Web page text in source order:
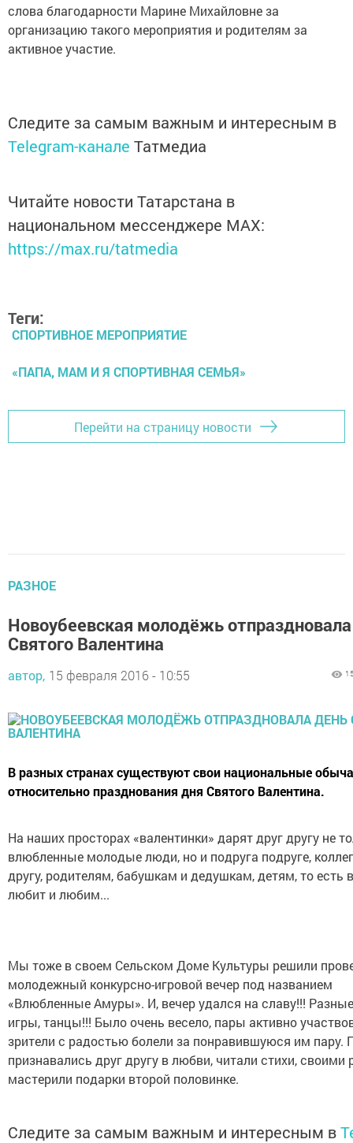
слова благодарности Марине Михайловне за
организацию такого мероприятия и родителям за
активное участие.
Следите за самым важным и интересным в
Telegram-канале Татмедиа
Читайте новости Татарстана в
национальном мессенджере MАХ:
https://max.ru/tatmedia
Теги:
СПОРТИВНОЕ МЕРОПРИЯТИЕ
«ПАПА, МАМ И Я СПОРТИВНАЯ СЕМЬЯ»
Перейти на страницу новости
РАЗНОЕ
Новоубеевская молодёжь
Святого Валентина
автор, 15 февраля 2016 - 10:55
В разных странах существуют свои национальные
относительно празднования дня Святого Валентина.
На наших просторах «валентинки» дарят друг другу не
влюбленные молодые люди, но и подруга подруге,
другу, родителям, бабушкам и дедушкам, детям, то есть
любит и любим...
Мы тоже в своем Сельском Доме Культуры решили
молодежный конкурсно-игровой вечер под названием
«Влюбленные Амуры». И, вечер удался на славу!!!
игры, танцы!!! Было очень весело, пары активно
зрители с радостью болели за понравившуюся им пару.
признавались друг другу в любви, читали стихи, своими
мастерили подарки второй половинке.
Следите за самым важным и интересным в